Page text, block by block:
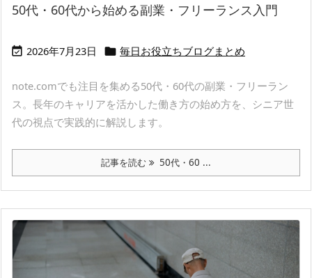
50代・60代から始める副業・フリーランス入門
 2026年7月23日  毎日お役立ちブログまとめ
note.comでも注目を集める50代・60代の副業・フリーラン
ス。長年のキャリアを活かした働き方の始め方を、シニア世
代の視点で実践的に解説します。
記事を読む 50代・60 ...